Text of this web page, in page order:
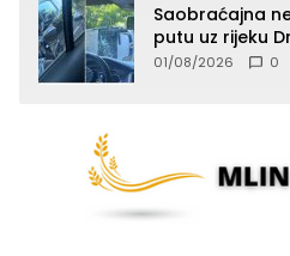
Saobraćajna
putu uz rijeku
lica (FOTO)
01/08/2026 0